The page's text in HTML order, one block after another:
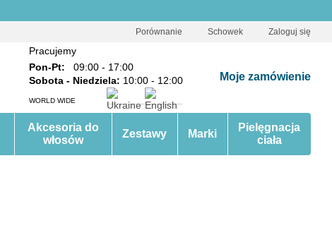
Porównanie Schowek Zaloguj się
Pracujemy
Pon-Pt:
09:00 - 17:00
Sobota - Niedziela: 10:00 - 12:00
WORLD WIDE
Moje zamówienie
Akcesoria do
włosów
Zestawy Marki
Pielęgnacja
ciała